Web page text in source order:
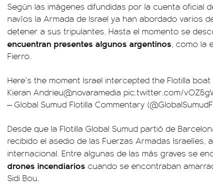
Según las imágenes difundidas por la cuenta oficial
navíos la Armada de Israel ya han abordado varios
detener a sus tripulantes. Hasta el momento se
encuentran presentes algunos argentinos, como la
Fierro.
Here’s the moment Israel intercepted the Flotilla
Kieran Andrieu@novaramedia pic.twitter.com/
— Global Sumud Flotilla Commentary
Desde que la Flotilla Global Sumud partió de
recibido el asedio de las Fuerzas Armadas Israelíes,
internacional. Entre algunas de las más graves se
drones incendiarios cuando se encontraban
Sidi Bou.